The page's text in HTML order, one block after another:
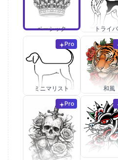
ベーシック トライ
Pro
ミニマリスト 和風
Pro